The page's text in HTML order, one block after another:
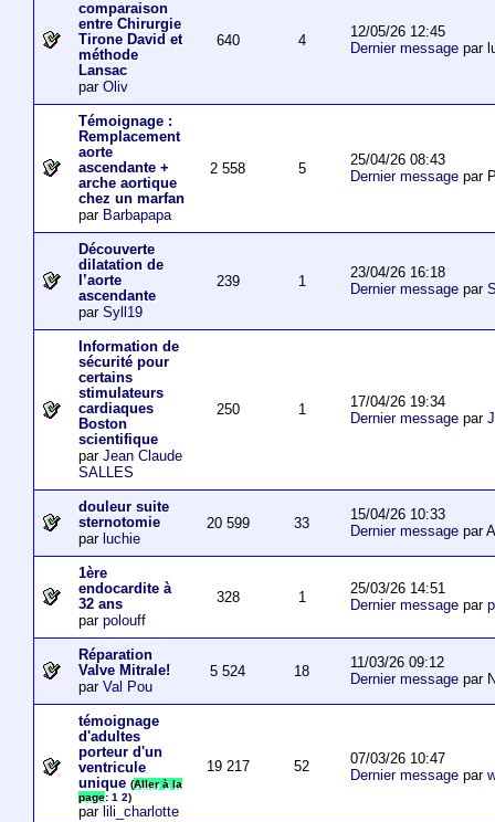
comparaison
entre Chirurgie
Tirone David et
méthode
Lansac
par Oliv
640 4
12/05/26 12:45
Dernier messagepar
Témoignage :
Remplacement
aorte
ascendante +
arche aortique
chez un marfan
par Barbapapa
2 558 5
25/04/26 08:43
Dernier messagepar
Découverte
dilatation de
l’aorte
ascendante
par Syll19
239 1
23/04/26 16:18
Dernier messagepar
Information de
sécurité pour
certains
stimulateurs
cardiaques
Boston
scientifique
par Jean Claude
SALLES
250 1
17/04/26 19:34
Dernier messagepar
douleur suite
sternotomie
par luchie
20 599 33
15/04/26 10:33
Dernier messagepar
1ère
endocardite à
32 ans
par polouff
328 1
25/03/26 14:51
Dernier messagepar
Réparation
Valve Mitrale!
par Val Pou
5 524 18
11/03/26 09:12
Dernier messagepar
témoignage
d'adultes
porteur d'un
ventricule
unique (Aller à la
page: 1 2)
par lili_charlotte
19 217 52
07/03/26 10:47
Dernier messagepar